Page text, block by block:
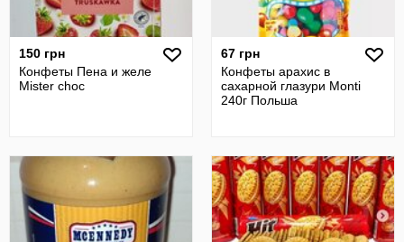
150 грн
Конфеты Пена и желе
Mister choc
67 грн
Конфеты арахис в
сахарной глазури Monti
240г Польша